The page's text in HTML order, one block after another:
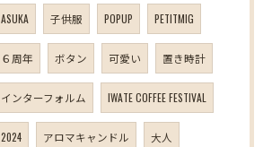
ASUKA 子供服 POPUP PETITMIG
６周年 ボタン 可愛い 置き時計
インターフォルム IWATE COFFEE FESTIVAL
2024 アロマキャンドル 大人